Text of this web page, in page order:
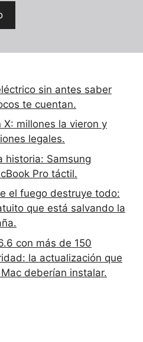
sin antes saber
te cuentan.
X: millones la vieron y
legales.
historia: Samsung
Pro táctil.
el fuego destruye todo:
que está salvando la
con más de 150
la actualización que
deberían instalar.